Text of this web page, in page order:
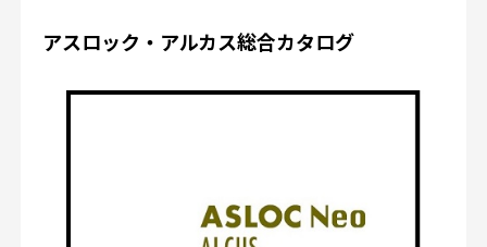
アスロック・アルカス総合カタログ